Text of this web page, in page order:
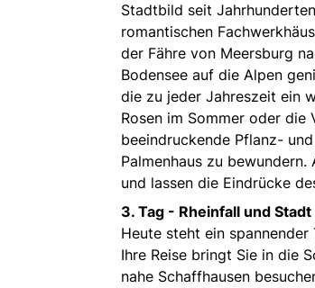
Stadtbild seit
romantischen
der Fähre von Meersburg
Bodensee auf die Alpen
die zu jeder Jahreszeit ein
Rosen im Sommer oder
beeindruckende Pflanz-
Palmenhaus zu
und lassen die Eindrücke
3. Tag - Rheinfall und Stadt
Heute steht ein
Ihre Reise bringt Sie in die
nahe Schaffhausen